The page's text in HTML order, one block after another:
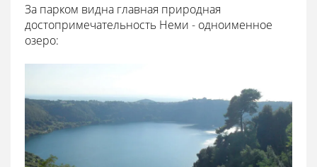
За парком видна главная природная
достопримечательность Неми - одноименное
озеро: